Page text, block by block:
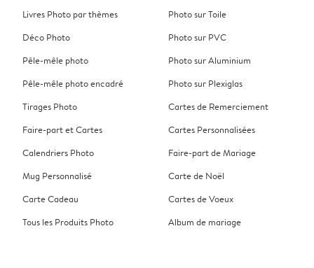
Livres Photo par thèmes
Déco Photo
Pêle-mêle photo
Pêle-mêle photo encadré
Tirages Photo
Faire-part et Cartes
Calendriers Photo
Mug Personnalisé
Carte Cadeau
Tous les Produits Photo
Photo sur Toile
Photo sur PVC
Photo sur Aluminium
Photo sur Plexiglas
Cartes de Remerciement
Cartes Personnalisées
Faire-part de Mariage
Carte de Noël
Cartes de Voeux
Album de mariage